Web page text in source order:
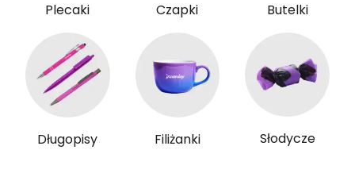
Plecaki Czapki Butelki
Długopisy Filiżanki Słodycze